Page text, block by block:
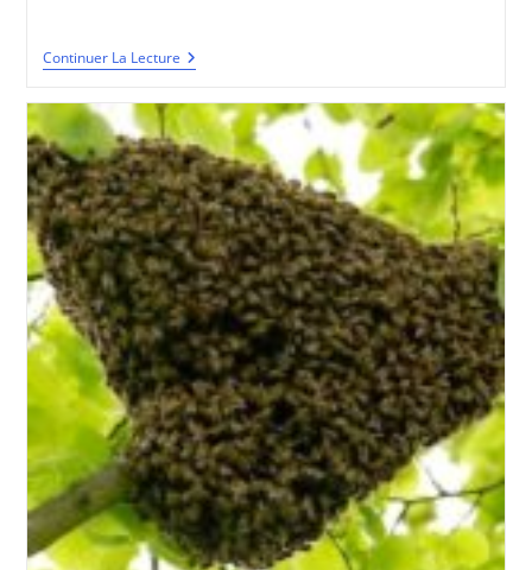
Continuer La LectureBVT
#6
Mai
2021